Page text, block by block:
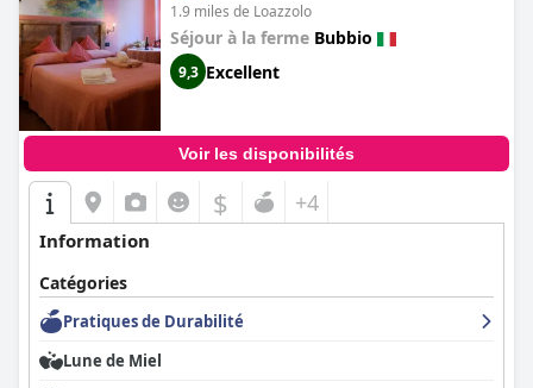
1.9 miles de Loazzolo
Séjour à la ferme Bubbio
9,3 Excellent
Voir les disponibilités
$ +4
Information
Catégories
Pratiques de Durabilité
Lune de Miel